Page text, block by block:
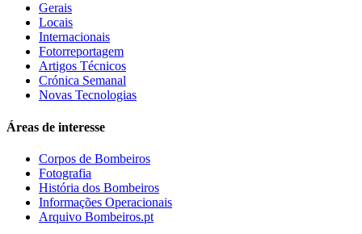
Gerais
Locais
Internacionais
Fotorreportagem
Artigos Técnicos
Crónica Semanal
Novas Tecnologias
Áreas de interesse
Corpos de Bombeiros
Fotografia
História dos Bombeiros
Informações Operacionais
Arquivo Bombeiros.pt